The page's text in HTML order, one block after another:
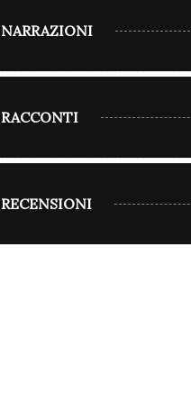
NARRAZIONI
RACCONTI
RECENSIONI